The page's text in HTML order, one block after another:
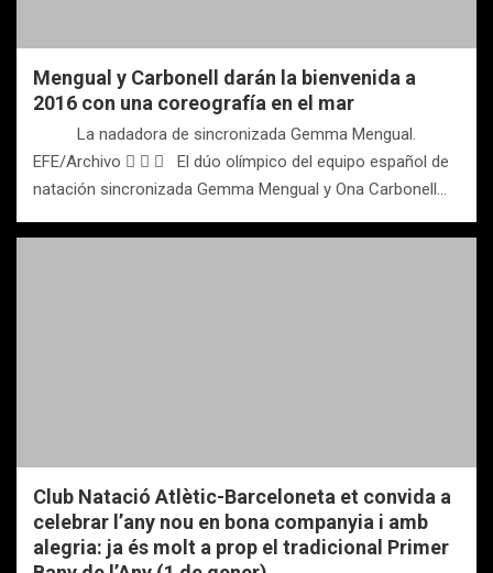
Mengual y Carbonell darán la bienvenida a
2016 con una coreografía en el mar
La nadadora de sincronizada Gemma Mengual.
EFE/Archivo    El dúo olímpico del equipo español de
natación sincronizada Gemma Mengual y Ona Carbonell…
Club Natació Atlètic-Barceloneta et convida a
celebrar l’any nou en bona companyia i amb
alegria: ja és molt a prop el tradicional Primer